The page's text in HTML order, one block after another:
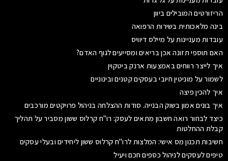
הריזורטים המובילים ביוון
בינה מלאכותית בשירות הרפואה
עובדות מעניינות על מיילס דיוויס
האם תוספי תזונה אכן בריאים ומסייעים לגוף האדם?
איך לייצר רווחים באמצעות ארנק ביטקוין
לשמור על מוניטין חיובי בעסקים קטנים ובינוניים
איך להכין פיצה
איך בונים אמון בשוק הבנייה. סודות ההצלחה בניהול פרויקטים מורכבים
כיצד לבחור רואה חשבון מתאים לעסק: רו"ח קרלוס ששון מסביר על תהליך
קבלת ההחלטות
חשיבות תכנון מס אישי: המלצות לרו"ח קרלוס ששון ליחידים ובעלי עסקים
טיפים לעסקים לניהול כספים חכם ויעיל